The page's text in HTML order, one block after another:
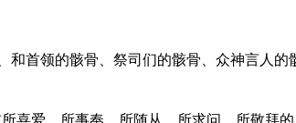
首领的骸骨、祭司们的骸骨、众神言人的